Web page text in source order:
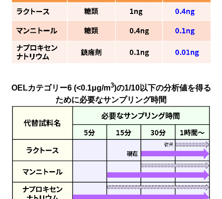
OELカテゴリー6 (<0.1μg/m3)の1/10以下の分析値を得る
ために必要なサンプリング時間